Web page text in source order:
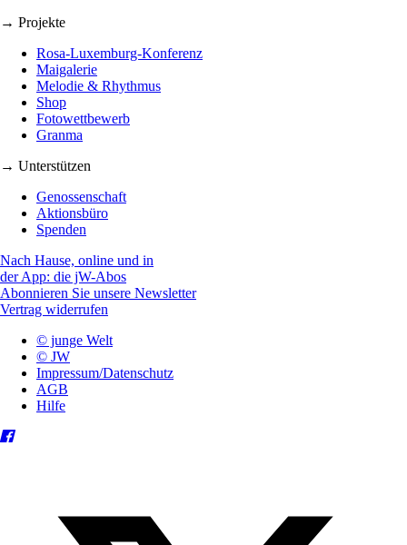
→ Projekte
Rosa-Luxemburg-Konferenz
Maigalerie
Melodie & Rhythmus
Shop
Fotowettbewerb
Granma
→ Unterstützen
Genossenschaft
Aktionsbüro
Spenden
Nach Hause, online und in
der App: die jW-Abos
Abonnieren Sie unsere Newsletter
Vertrag widerrufen
© junge Welt
© JW
Impressum/Datenschutz
AGB
Hilfe